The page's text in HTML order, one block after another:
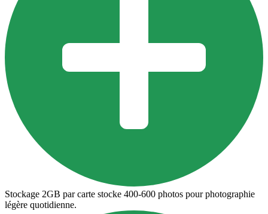
Stockage 2GB par carte stocke 400-600 photos pour photographie
légère quotidienne.